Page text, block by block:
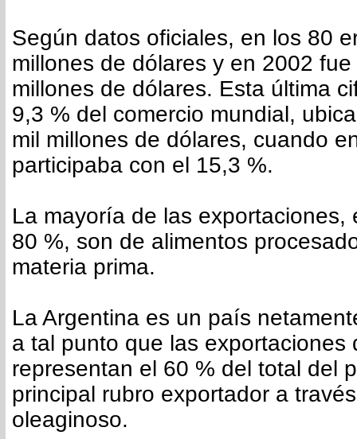
Según datos oficiales, en los 80
millones de dólares y en 2002
millones de dólares. Esta última
9,3 % del comercio mundial,
mil millones de dólares, cuando
participaba con el 15,3 %.
La mayoría de las exportaciones,
80 %, son de alimentos
materia prima.
La Argentina es un país
a tal punto que las exportaciones
representan el 60 % del total del
principal rubro exportador a
oleaginoso.